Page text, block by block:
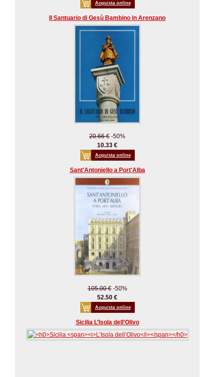
Acquista online
Il Santuario di Gesù Bambino in Arenzano
20.66 € -50%
10.33 €
Acquista online
Sant'Antoniello a Port'Alba
105.00 €-50%
52.50 €
Acquista online
Sicilia L’Isola dell’Olivo